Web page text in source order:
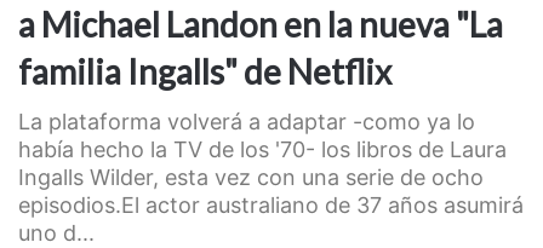
a Michael Landon en la nueva "La
familia Ingalls" de Netflix
La plataforma volverá a adaptar -como ya lo
había hecho la TV de los '70- los libros de Laura
Ingalls Wilder, esta vez con una serie de ocho
episodios.El actor australiano de 37 años asumirá
uno d...